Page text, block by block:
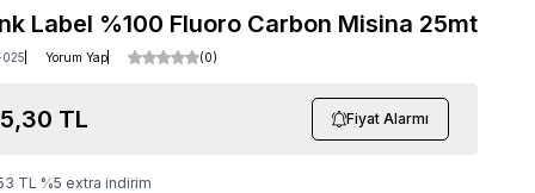
Label %100 Fluoro Carbon Misina 25mt
Yorum Yap (0)
TL Fiyat Alarmı
TL %5 extra indirim